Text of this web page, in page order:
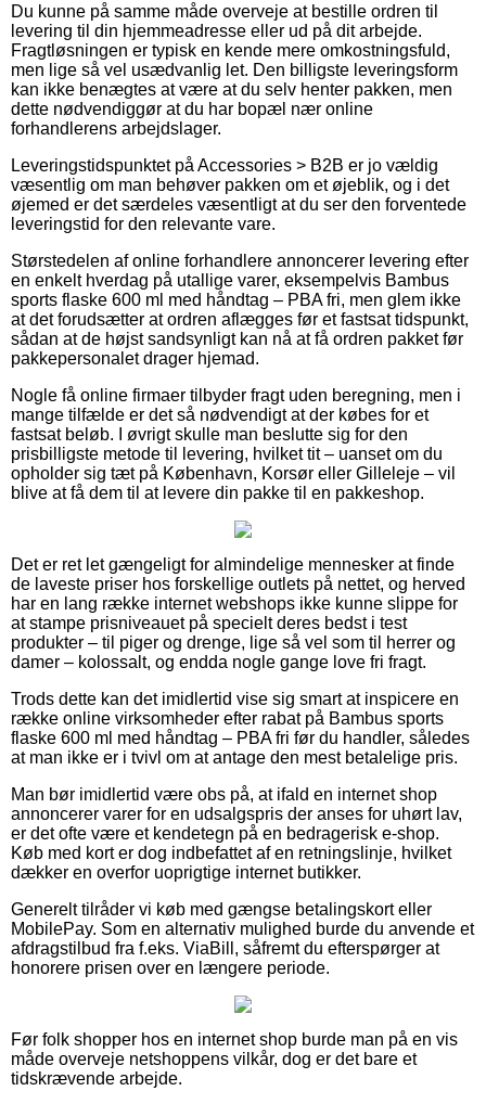
Du kunne på samme måde overveje at bestille ordren til
levering til din hjemmeadresse eller ud på dit arbejde.
Fragtløsningen er typisk en kende mere omkostningsfuld,
men lige så vel usædvanlig let. Den billigste leveringsform
kan ikke benægtes at være at du selv henter pakken, men
dette nødvendiggør at du har bopæl nær online
forhandlerens arbejdslager.
Leveringstidspunktet på Accessories > B2B er jo vældig
væsentlig om man behøver pakken om et øjeblik, og i det
øjemed er det særdeles væsentligt at du ser den forventede
leveringstid for den relevante vare.
Størstedelen af online forhandlere annoncerer levering efter
en enkelt hverdag på utallige varer, eksempelvis Bambus
sports flaske 600 ml med håndtag – PBA fri, men glem ikke
at det forudsætter at ordren aflægges før et fastsat tidspunkt,
sådan at de højst sandsynligt kan nå at få ordren pakket før
pakkepersonalet drager hjemad.
Nogle få online firmaer tilbyder fragt uden beregning, men i
mange tilfælde er det så nødvendigt at der købes for et
fastsat beløb. I øvrigt skulle man beslutte sig for den
prisbilligste metode til levering, hvilket tit – uanset om du
opholder sig tæt på København, Korsør eller Gilleleje – vil
blive at få dem til at levere din pakke til en pakkeshop.
Det er ret let gængeligt for almindelige mennesker at finde
de laveste priser hos forskellige outlets på nettet, og herved
har en lang række internet webshops ikke kunne slippe for
at stampe prisniveauet på specielt deres bedst i test
produkter – til piger og drenge, lige så vel som til herrer og
damer – kolossalt, og endda nogle gange love fri fragt.
Trods dette kan det imidlertid vise sig smart at inspicere en
række online virksomheder efter rabat på Bambus sports
flaske 600 ml med håndtag – PBA fri før du handler, således
at man ikke er i tvivl om at antage den mest betalelige pris.
Man bør imidlertid være obs på, at ifald en internet shop
annoncerer varer for en udsalgspris der anses for uhørt lav,
er det ofte være et kendetegn på en bedragerisk e-shop.
Køb med kort er dog indbefattet af en retningslinje, hvilket
dækker en overfor uoprigtige internet butikker.
Generelt tilråder vi køb med gængse betalingskort eller
MobilePay. Som en alternativ mulighed burde du anvende et
afdragstilbud fra f.eks. ViaBill, såfremt du efterspørger at
honorere prisen over en længere periode.
Før folk shopper hos en internet shop burde man på en vis
måde overveje netshoppens vilkår, dog er det bare et
tidskrævende arbejde.